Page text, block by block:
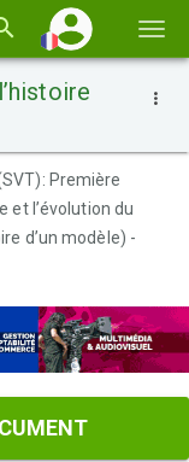
la
Première
et l’évolution du
d’un modèle) -